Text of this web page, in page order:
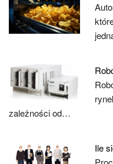
zależności od…
Ile